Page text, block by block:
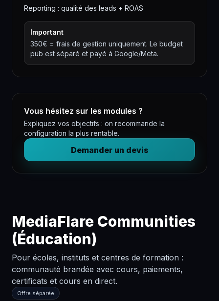
Reporting : qualité des leads + ROAS
Important
350€ = frais de gestion uniquement. Le budget
pub est séparé et payé à Google/Meta.
Vous hésitez sur les modules ?
Expliquez vos objectifs : on recommande la
configuration la plus rentable.
Demander un devis
MediaFlare Communities
(Éducation)
Pour écoles, instituts et centres de formation :
communauté brandée avec cours, paiements,
certificats et cours en direct.
Offre séparée